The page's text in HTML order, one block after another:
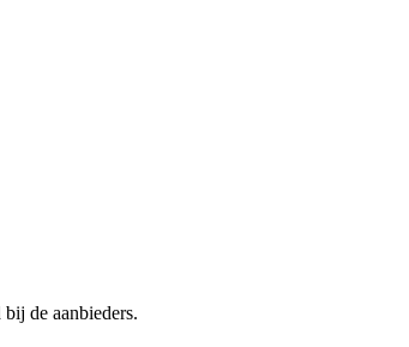
de aanbieders.